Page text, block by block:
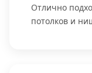
Отлично
потолков и